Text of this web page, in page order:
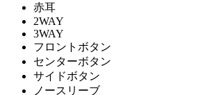
赤耳
2WAY
3WAY
フロントボタン
センターボタン
サイドボタン
ノースリーブ